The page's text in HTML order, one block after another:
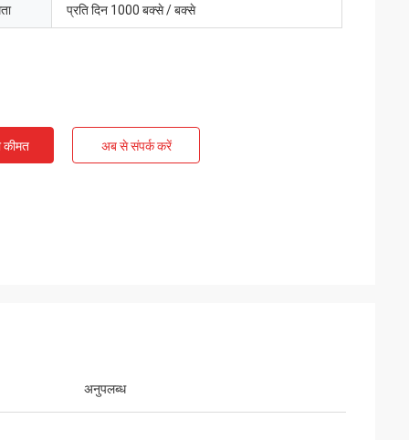
प्रति दिन 1000 बक्से / बक्से
कीमत अब से संपर्क करें
अनुपलब्ध